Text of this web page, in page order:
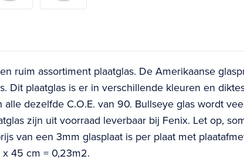
ruim assortiment plaatglas. De Amerikaanse
Dit plaatglas is er in verschillende kleuren en
dezelfde C.O.E. van 90. Bullseye glas wordt
zijn uit voorraad leverbaar bij Fenix. Let op,
van een 3mm glasplaat is per plaat met
x 45 cm = 0,23m2.